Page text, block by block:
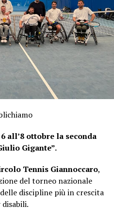
all’8 ottobre la seconda
Gigante”.
Tennis Giannoccaro,
del torneo nazionale
discipline più in crescita